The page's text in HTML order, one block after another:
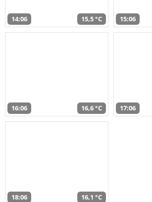
14:06 15,5 °C 15:06
16:06 16,6 °C 17:06
18:06 16,1 °C